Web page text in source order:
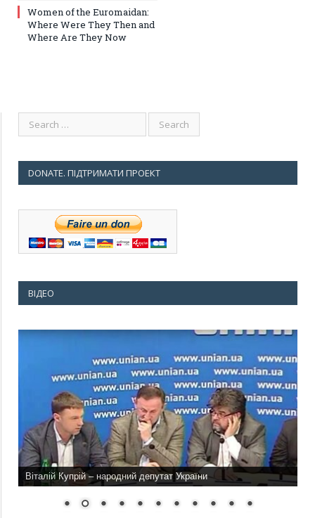
Women of the Euromaidan:
Where Were They Then and
Where Are They Now
DONATE. ПІДТРИМАТИ ПРОЕКТ
ВІДЕО
Віталій Купрій – народний депутат України